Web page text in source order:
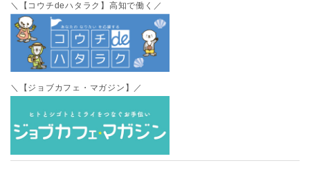
＼【コウチdeハタラク】高知で働く／
＼【ジョブカフェ・マガジン】／